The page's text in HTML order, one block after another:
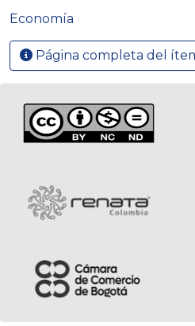
Economía
Página completa del